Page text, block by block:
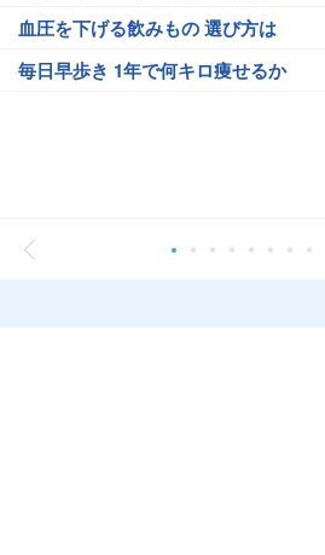
血圧を下げる飲みもの 選び方は
毎日早歩き 1年で何キロ痩せるか